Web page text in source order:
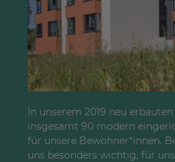
In unserem 2019 neu
insgesamt 90 modern
für unsere Bewohner*innen.
uns besonders wichtig, für